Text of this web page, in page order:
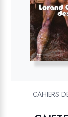
CAHIERS